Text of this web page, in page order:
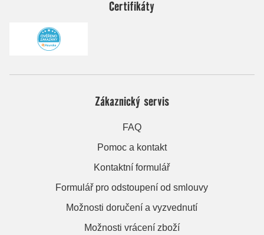
Certifikáty
Zákaznický servis
FAQ
Pomoc a kontakt
Kontaktní formulář
Formulář pro odstoupení od smlouvy
Možnosti doručení a vyzvednutí
Možnosti vrácení zboží